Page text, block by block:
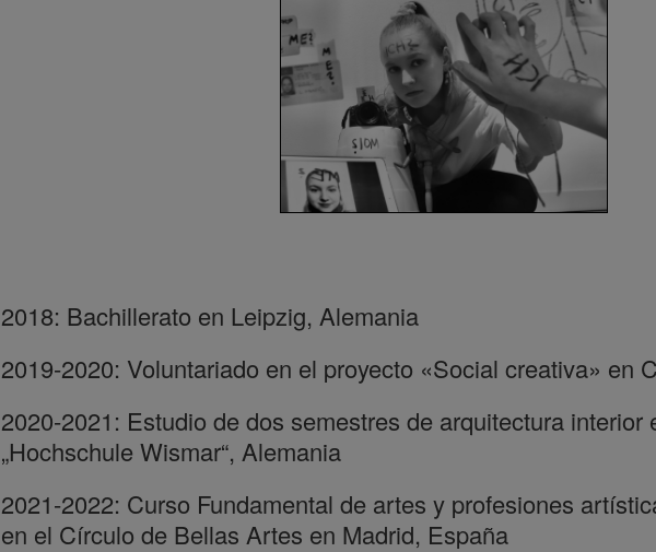
2018: Bachillerato en Leipzig, Alemania
2019-2020: Voluntariado en el proyecto «Social creativa» en
2020-2021: Estudio de dos semestres de arquitectura interior
„Hochschule Wismar“, Alemania
2021-2022: Curso Fundamental de artes y profesiones
en el Círculo de Bellas Artes en Madrid, España